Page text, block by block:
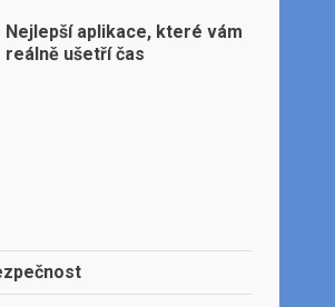
Nejlepší aplikace, které vám
reálně ušetří čas